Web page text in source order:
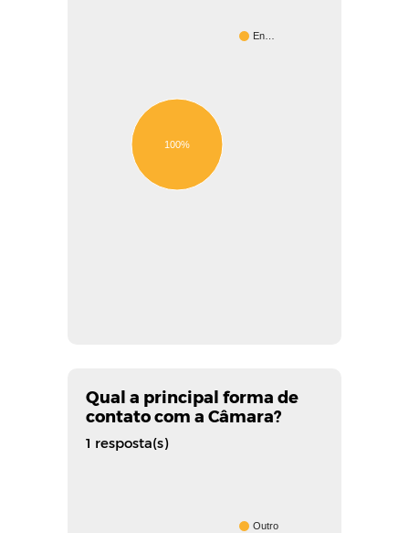
En…
100%
Qual a principal forma de
contato com a Câmara?
1 resposta(s)
Outro